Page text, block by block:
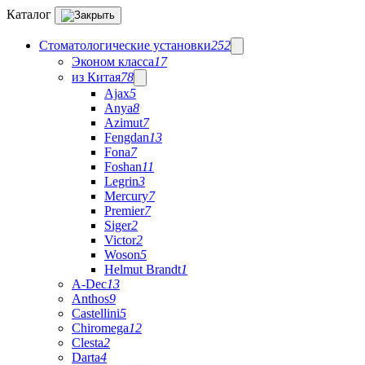
Каталог
Стоматологические установки252
Эконом класса17
из Китая78
Ajax5
Anya8
Azimut7
Fengdan13
Fona7
Foshan11
Legrin3
Mercury7
Premier7
Siger2
Victor2
Woson5
Helmut Brandt1
A-Dec13
Anthos9
Castellini5
Chiromega12
Clesta2
Darta4